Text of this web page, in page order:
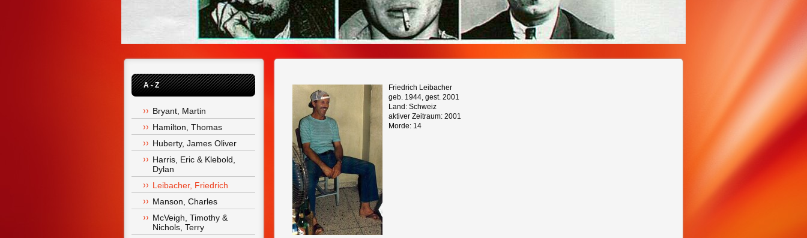
A - Z
Bryant, Martin
Hamilton, Thomas
Huberty, James Oliver
Harris, Eric & Klebold,
Dylan
Leibacher, Friedrich
Manson, Charles
McVeigh, Timothy &
Nichols, Terry
Friedrich Leibacher
geb. 1944, gest. 2001
Land: Schweiz
aktiver Zeitraum: 2001
Morde: 14